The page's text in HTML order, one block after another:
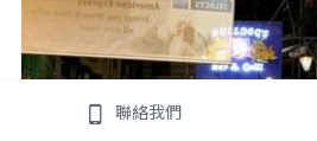
聯絡我們